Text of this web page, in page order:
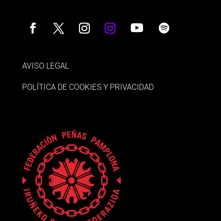
AVISO LEGAL
POLÍTICA DE COOKIES Y PRIVACIDAD